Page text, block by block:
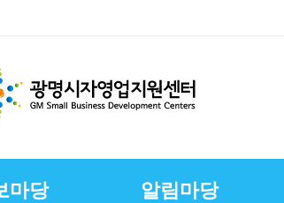
마당 알림마당